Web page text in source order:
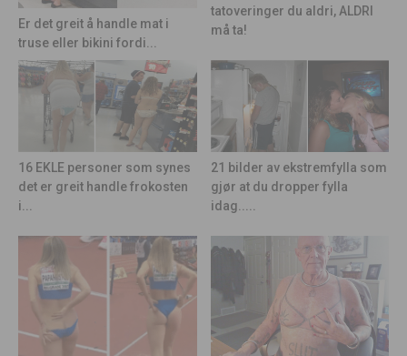
Er det greit å handle mat i
truse eller bikini fordi...
tatoveringer du aldri, ALDRI
må ta!
16 EKLE personer som synes
det er greit handle frokosten
i...
21 bilder av ekstremfylla som
gjør at du dropper fylla
idag.....